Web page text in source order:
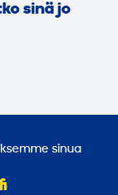
sinä jo
sinua